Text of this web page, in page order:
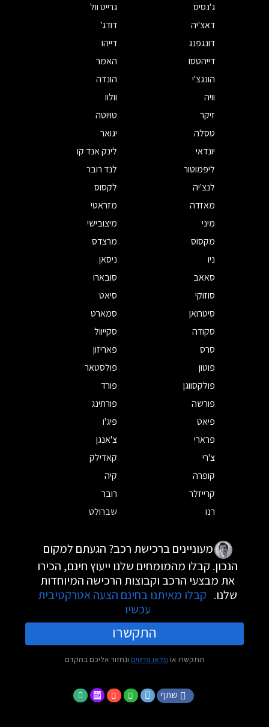
ג'נסיס
גרייט וול
דאצ'יה
דודג'
דונגפנג
דייהו
דייהטסו
האמר
הונגצ'י
הונדה
וויה
וולוו
זיקר
טויוטה
טסלה
יגואר
יונדאי
לינק אנד קו
ליפמוטור
לנד רובר
לנצ'יה
לקסוס
מאזדה
מזראטי
מיני
מיצובישי
מקסוס
מרצדס
ניו
ניסאן
סאאב
סובארו
סוזוקי
סיאט
סיטרואן
סמארט
סקודה
סקייוול
סרס
פאריזון
פוטון
פולסטאר
פולקסווגן
פורד
פורשה
פורתינג
פיאט
פיג'ו
פרארי
צ'אנגן
צ'רי
קאדילק
קופרה
קיה
קרייזלר
רובר
רנו
שברולט
מעוניינים ברכישת רכב? הגעתם למקום
הנכון. קבלו מהמומחים שלנו ייעוץ חינם, הכירו
את מבצעי הרכב וקבוצות הרכישה המיוחדות
שלנו. קבלו מאיתנו בחינם הצעה אטרקטיבית
עכשיו
התקשרו
התקשרו או מלאו פרטים ונחזור אליכם בהקדם
שתף